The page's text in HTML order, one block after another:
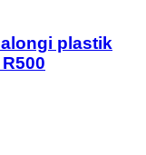
plastik